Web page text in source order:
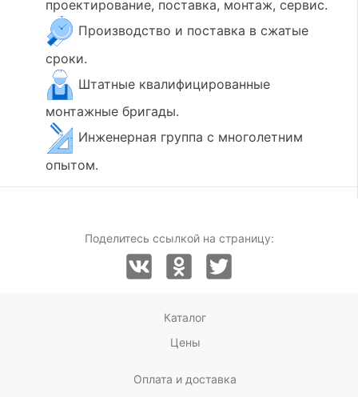
проектирование, поставка, монтаж, сервис.
Производство и поставка в сжатые
сроки.
Штатные квалифицированные
монтажные бригады.
Инженерная группа с многолетним
опытом.
Поделитесь ссылкой на страницу:
Каталог
Цены
Оплата и доставка